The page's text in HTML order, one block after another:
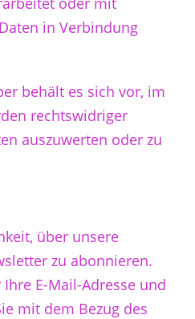
in Verbindung
behält es sich vor, im
rechtswidriger
auszuwerten oder zu
über unsere
zu abonnieren.
E-Mail-Adresse und
mit dem Bezug des